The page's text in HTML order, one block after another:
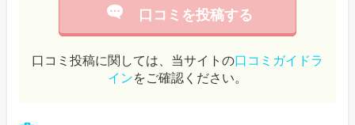
口コミを投稿する
口コミ投稿に関しては、当サイトの口コミガイドラ
インをご確認ください。